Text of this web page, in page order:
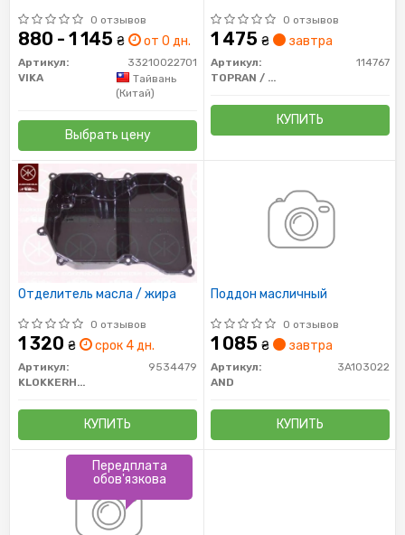
0 отзывов
880 - 1 145 ₴ от 0 дн.
Артикул:
33210022701
VIKA
Тайвань
(Китай)
Выбрать цену
0 отзывов
1 475 ₴ завтра
Артикул:
114767
TOPRAN / HANS PRIES
КУПИТЬ
Отделитель масла / жира
0 отзывов
1 320 ₴ срок 4 дн.
Артикул:
9534479
KLOKKERHOLM
КУПИТЬ
Поддон масличный
0 отзывов
1 085 ₴ завтра
Артикул:
3A103022
AND
КУПИТЬ
Передплата
обов'язкова